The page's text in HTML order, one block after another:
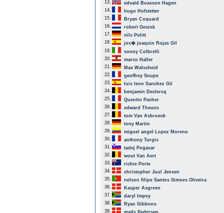
13.
edvald Boasson Hagen
14.
hugo Hofstetter
15.
Bryan Coquard
16.
robert Gesink
17.
nils Politt
18.
jos� joaquin Rojas Gil
19.
sonny Colbrelli
20.
marco Haller
21.
Max Walscheid
22.
geoffrey Soupe
23.
luis leon Sanchez Gil
24.
benjamin Declercq
25.
Quentin Pacher
26.
edward Theuns
27.
tom Van Asbroeck
28.
tony Martin
29.
miguel angel Lopez Moreno
30.
anthony Turgis
31.
tadej Pogacar
32.
wout Van Aert
33.
richie Porte
34.
christopher Juul Jensen
35.
nelson filipe Santos Simoes Oliveira
36.
Kasper Asgreen
37.
daryl Impey
38.
Ryan Gibbons
39.